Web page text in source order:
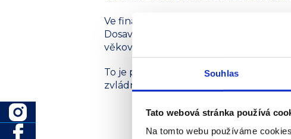
Souhlas
Tato webová stránka používá
Na tomto webu používáme
Ve finálovém běhu předvedl téměř
Dosavadní zápis z roku 2024
věkové kategorie. Z Ostravy si tak
To je přesně ten moment, kdy se
zvládnout roli favorita.